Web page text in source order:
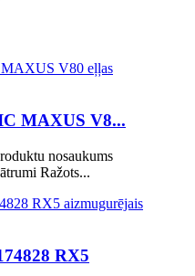
MAXUS V8...
nosaukums
Ražots...
RX5